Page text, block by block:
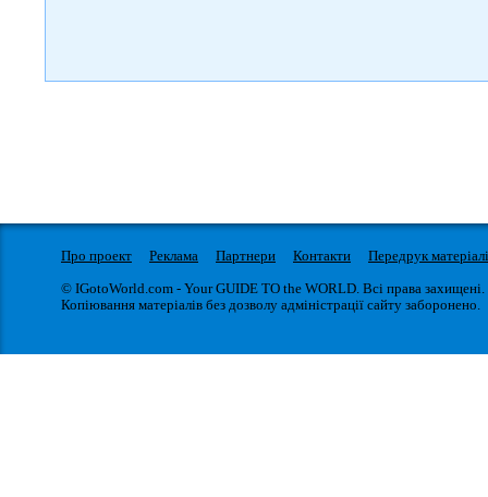
Про проект Реклама Партнери Контакти
Передрук
© IGotoWorld.com - Your GUIDE TO the WORLD. Всі права захищені.
Копіювання матеріалів без дозволу адміністрації сайту заборонено.